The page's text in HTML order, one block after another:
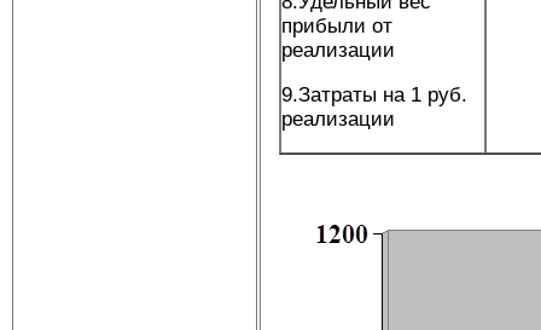
прибыли от
реализации
9.Затраты на 1 руб.
реализации